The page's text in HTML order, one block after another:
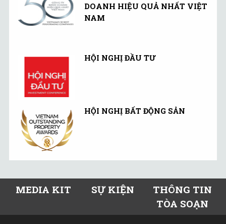
DOANH HIỆU QUẢ NHẤT VIỆT
NAM
HỘI NGHỊ ĐẦU TƯ
HỘI NGHỊ BẤT ĐỘNG SẢN
MEDIA KIT SỰ KIỆN
THÔNG TIN
TÒA SOẠN